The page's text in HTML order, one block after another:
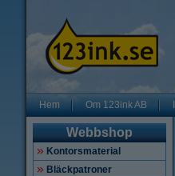
Hem Om 123ink AB
Webbshop
Kontorsmaterial
Bläckpatroner